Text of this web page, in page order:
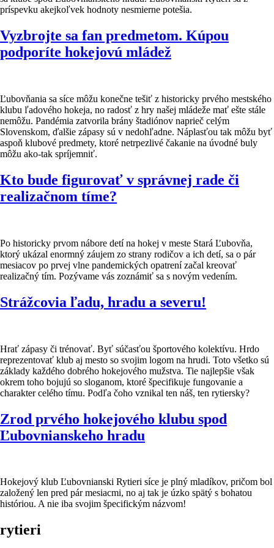
príspevku akejkoľvek hodnoty nesmierne potešia.
Vyzbrojte sa fan predmetom. Kúpou
podporíte hokejovú mládež
Ľubovňania sa síce môžu konečne tešiť z historicky prvého mestského
klubu ľadového hokeja, no radosť z hry našej mládeže mať ešte stále
nemôžu. Pandémia zatvorila brány štadiónov naprieč celým
Slovenskom, ďalšie zápasy sú v nedohľadne. Náplasťou tak môžu byť
aspoň klubové predmety, ktoré netrpezlivé čakanie na úvodné buly
môžu ako-tak spríjemniť.
Kto bude figurovať v správnej rade či
realizačnom tíme?
Po historicky prvom nábore detí na hokej v meste Stará Ľubovňa,
ktorý ukázal enormný záujem zo strany rodičov a ich detí, sa o pár
mesiacov po prvej vlne pandemických opatrení začal kreovať
realizačný tím. Pozývame vás zoznámiť sa s novým vedením.
Strážcovia ľadu, hradu a severu!
Hrať zápasy či trénovať. Byť súčasťou športového kolektívu. Hrdo
reprezentovať klub aj mesto so svojim logom na hrudi. Toto všetko sú
základy každého dobrého hokejového mužstva. Tie najlepšie však
okrem toho bojujú so sloganom, ktoré špecifikuje fungovanie a
charakter celého tímu. Podľa čoho vznikal ten náš, ten rytiersky?
Zrod prvého hokejového klubu spod
Ľubovnianskeho hradu
Hokejový klub Ľubovnianski Rytieri síce je plný mladíkov, pričom bol
založený len pred pár mesiacmi, no aj tak je úzko spätý s bohatou
históriou. A nie iba svojim špecifickým názvom!
rytieri